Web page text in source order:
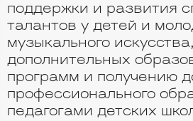
поддержки и развития
талантов у детей и
музыкального
дополнительных
программ и получению
профессионального
педагогами детских